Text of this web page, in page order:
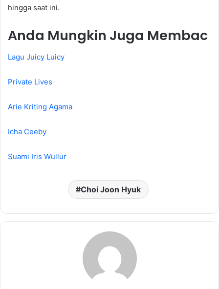
hingga saat ini.
Anda Mungkin Juga Membac
Lagu Juicy Luicy
Private Lives
Arie Kriting Agama
Icha Ceeby
Suami Iris Wullur
Choi Joon Hyuk